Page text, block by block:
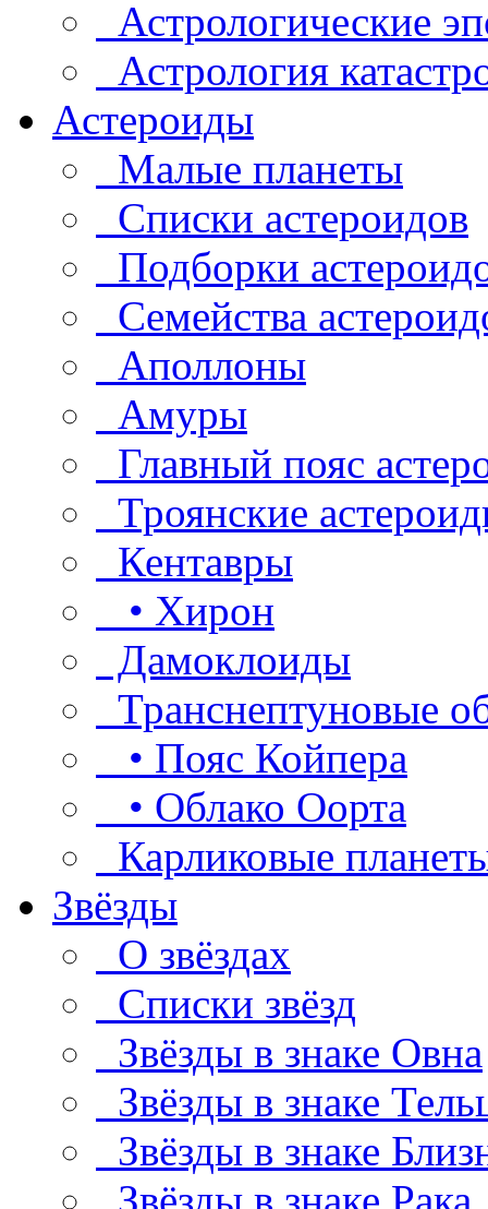
Астрологические
Астрология
Астероиды
Малые планеты
Списки астероидов
Подборки
Семейства
Аполлоны
Амуры
Главный пояс
Троянские
Кентавры
• Хирон
Дамоклоиды
Транснептуновые
• Пояс Койпера
• Облако Оорта
Карликовые
Звёзды
О звёздах
Списки звёзд
Звёзды в знаке Овна
Звёзды в знаке
Звёзды в знаке